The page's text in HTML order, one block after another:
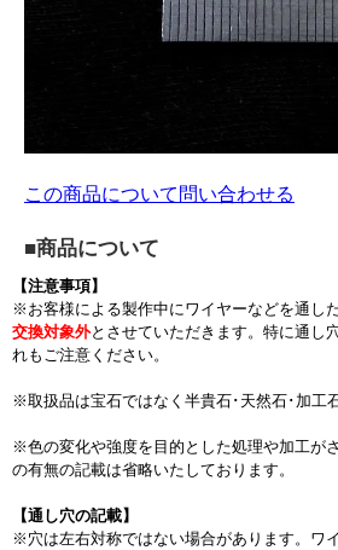
この商品について問い合わせる
■商品について
【注意事項】
※お客様による製作中にワイヤーなどを通し
交換対象外とさせていただきます。特に通し
れもご注意ください。
※取扱品は宝石ではなく半貴石･天然石･加工石
※色の変化や強度を目的とした処理や加工が
の有無の記載は省略いたしております。
【通し穴の記載】
※穴は左右対称ではない場合があります。ワ